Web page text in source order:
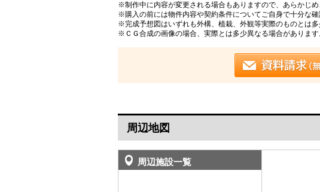
※制作中に内容が変更される場合もありますので、あらかじめ
※購入の前には物件内容や契約条件についてご自身で十分な確
※完成予想図はいずれも外構、植栽、外観等実際のものとは多
※ＣＧ合成の画像の場合、実際とは多少異なる場合があります
周辺地図
周辺施設一覧